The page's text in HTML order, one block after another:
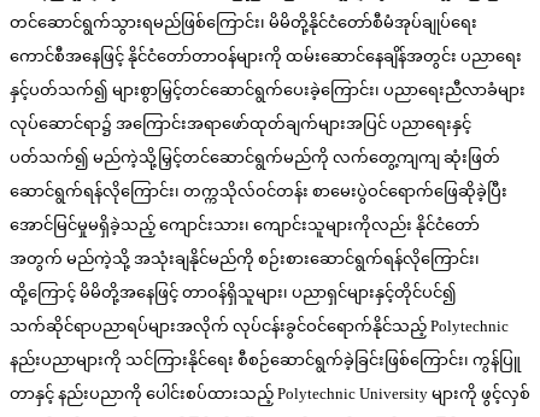
တင်ဆောင်ရွက်သွားရမည်ဖြစ်ကြောင်း၊ မိမိတို့နိုင်ငံတော်စီမံအုပ်ချုပ်ရေး
ကောင်စီအနေဖြင့် နိုင်ငံတော်တာဝန်များကို ထမ်းဆောင်နေချိန်အတွင်း ပညာရေး
နှင့်ပတ်သက်၍ များစွာမြှင့်တင်ဆောင်ရွက်ပေးခဲ့ကြောင်း၊ ပညာရေးညီလာခံများ
လုပ်ဆောင်ရာ၌ အကြောင်းအရာဖော်ထုတ်ချက်များအပြင် ပညာရေးနှင့်
ပတ်သက်၍ မည်ကဲ့သို့မြှင့်တင်ဆောင်ရွက်မည်ကို လက်တွေ့ကျကျ ဆုံးဖြတ်
ဆောင်ရွက်ရန်လိုကြောင်း၊ တက္ကသိုလ်ဝင်တန်း စာမေးပွဲဝင်ရောက်ဖြေဆိုခဲ့ပြီး
အောင်မြင်မှုမရှိခဲ့သည့် ကျောင်းသား၊ ကျောင်းသူများကိုလည်း နိုင်ငံတော်
အတွက် မည်ကဲ့သို့ အသုံးချနိုင်မည်ကို စဉ်းစားဆောင်ရွက်ရန်လိုကြောင်း၊
ထို့ကြောင့် မိမိတို့အနေဖြင့် တာဝန်ရှိသူများ၊ ပညာရှင်များနှင့်တိုင်ပင်၍
သက်ဆိုင်ရာပညာရပ်များအလိုက် လုပ်ငန်းခွင်ဝင်ရောက်နိုင်သည့် Polytechnic
နည်းပညာများကို သင်ကြားနိုင်ရေး စီစဉ်ဆောင်ရွက်ခဲ့ခြင်းဖြစ်ကြောင်း၊ ကွန်ပြူ
တာနှင့် နည်းပညာကို ပေါင်းစပ်ထားသည့် Polytechnic University များကို ဖွင့်လှစ်